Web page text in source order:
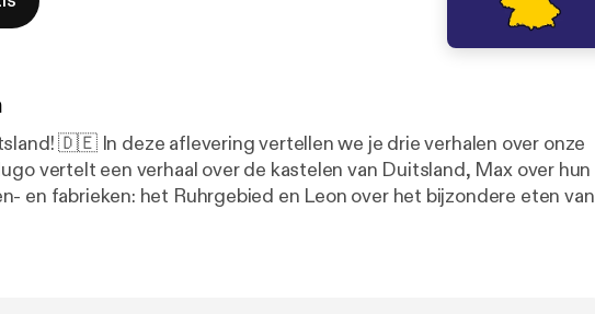
we je drie verhalen over onze
vertelt een verhaal over de kastelen van Duitsland, Max over hun
en fabrieken: het Ruhrgebied en Leon over het bijzondere eten van
verhalen voor op de achterbank en op het schoolplein! Voor